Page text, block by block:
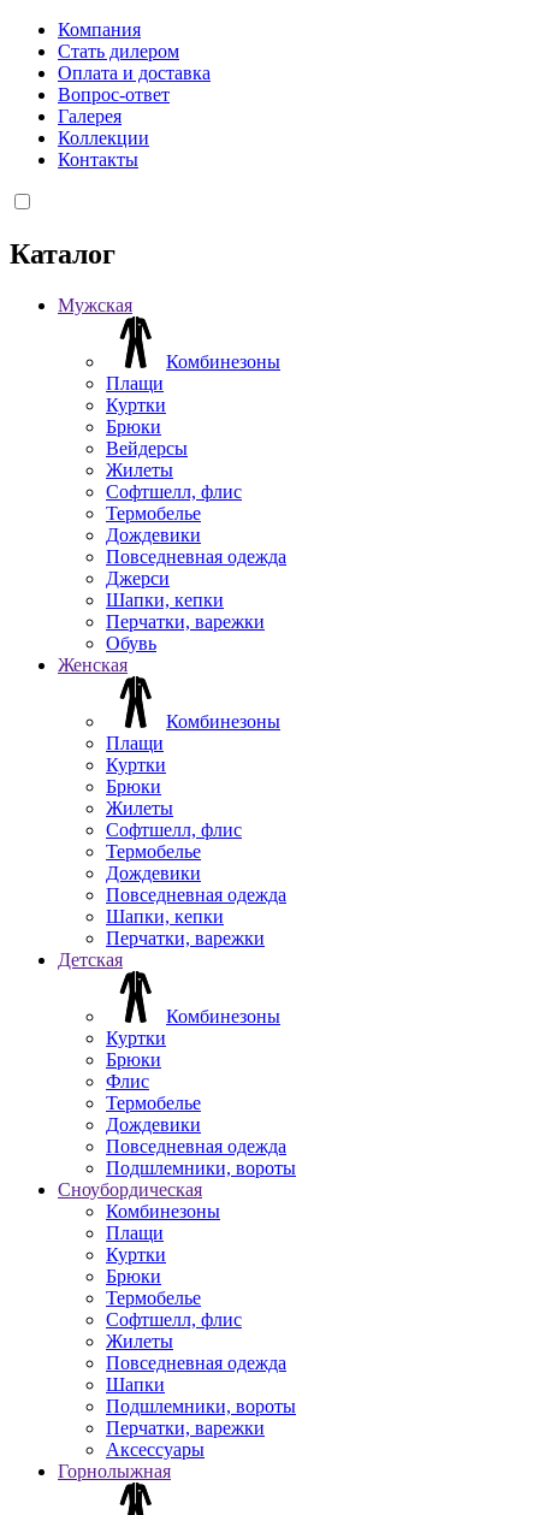
Компания
Стать дилером
Оплата и доставка
Вопрос-ответ
Галерея
Коллекции
Контакты
Каталог
Мужская
Комбинезоны
Плащи
Куртки
Брюки
Вейдерсы
Жилеты
Софтшелл, флис
Термобелье
Дождевики
Повседневная одежда
Джерси
Шапки, кепки
Перчатки, варежки
Обувь
Женская
Комбинезоны
Плащи
Куртки
Брюки
Жилеты
Софтшелл, флис
Термобелье
Дождевики
Повседневная одежда
Шапки, кепки
Перчатки, варежки
Детская
Комбинезоны
Куртки
Брюки
Флис
Термобелье
Дождевики
Повседневная одежда
Подшлемники, вороты
Сноубордическая
Комбинезоны
Плащи
Куртки
Брюки
Термобелье
Софтшелл, флис
Жилеты
Повседневная одежда
Шапки
Подшлемники, вороты
Перчатки, варежки
Аксессуары
Горнолыжная